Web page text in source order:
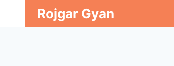
Rojgar Gyan